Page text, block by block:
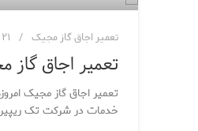
تعمیر اجاق گاز مجیک ۲۱ اردیبهشت ۱۳۹۹
تعمیر اجاق گاز
تعمیر اجاق گاز مجیک
خدمات در شرکت تک ریپیر